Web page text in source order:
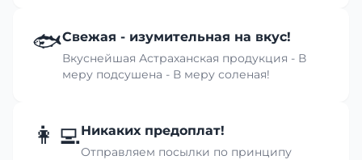
🐟Свежая - изумительная на вкус!
Вкуснейшая Астраханская продукция - В
меру подсушена - В меру соленая!
👩‍💻Никаких предоплат!
Отправляем посылки по принципу